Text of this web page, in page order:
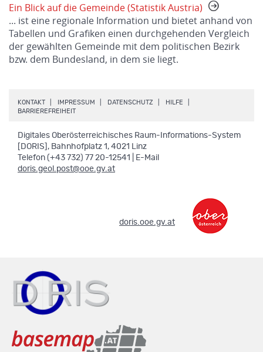
Ein Blick auf die Gemeinde (Statistik Austria)
... ist eine regionale Information und bietet anhand von
Tabellen und Grafiken einen durchgehenden Vergleich
der gewählten Gemeinde mit dem politischen Bezirk
bzw. dem Bundesland, in dem sie liegt.
KONTAKT IMPRESSUM DATENSCHUTZ HILFE
BARRIEREFREIHEIT.
Digitales Oberösterreichisches Raum-Informations-System
[DORIS], Bahnhofplatz 1, 4021 Linz
Telefon (+43 732) 77 20-12541 | E-Mail
doris.geol.post@ooe.gv.at
doris.ooe.gv.at.